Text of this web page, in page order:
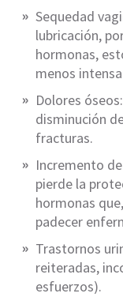
Sequedad
lubricación,
hormonas,
menos
Dolores
disminución
fracturas.
Incremento
pierde la
hormonas
padecer
Trastornos
reiteradas,
esfuerzos).